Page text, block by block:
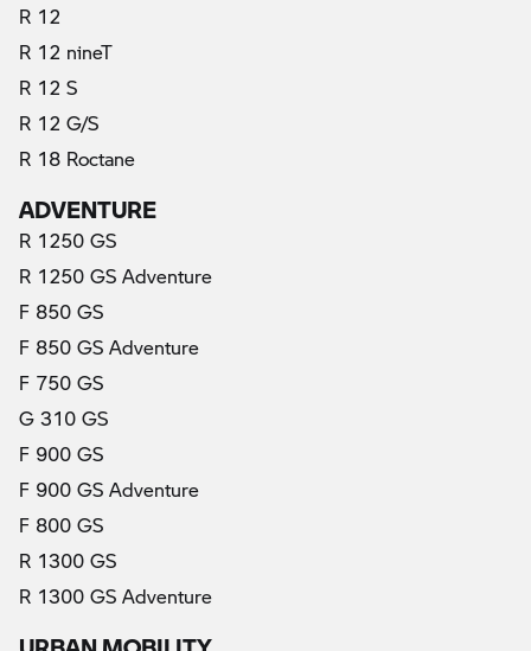
R 12
R 12 nineT
R 12 S
R 12 G/S
R 18 Roctane
ADVENTURE
R 1250 GS
R 1250 GS Adventure
F 850 GS
F 850 GS Adventure
F 750 GS
G 310 GS
F 900 GS
F 900 GS Adventure
F 800 GS
R 1300 GS
R 1300 GS Adventure
URBAN MOBILITY